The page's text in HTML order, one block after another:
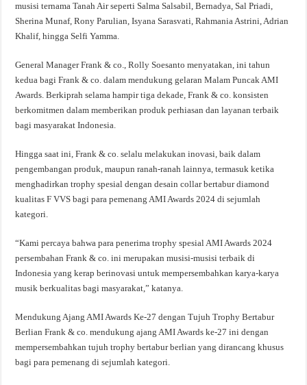
musisi ternama Tanah Air seperti Salma Salsabil, Bernadya, Sal Priadi,
Sherina Munaf, Rony Parulian, Isyana Sarasvati, Rahmania Astrini, Adrian
Khalif, hingga Selfi Yamma.
General Manager Frank & co., Rolly Soesanto menyatakan, ini tahun
kedua bagi Frank & co. dalam mendukung gelaran Malam Puncak AMI
Awards. Berkiprah selama hampir tiga dekade, Frank & co. konsisten
berkomitmen dalam memberikan produk perhiasan dan layanan terbaik
bagi masyarakat Indonesia.
Hingga saat ini, Frank & co. selalu melakukan inovasi, baik dalam
pengembangan produk, maupun ranah-ranah lainnya, termasuk ketika
menghadirkan trophy spesial dengan desain collar bertabur diamond
kualitas F VVS bagi para pemenang AMI Awards 2024 di sejumlah
kategori.
“Kami percaya bahwa para penerima trophy spesial AMI Awards 2024
persembahan Frank & co. ini merupakan musisi-musisi terbaik di
Indonesia yang kerap berinovasi untuk mempersembahkan karya-karya
musik berkualitas bagi masyarakat,” katanya.
Mendukung Ajang AMI Awards Ke-27 dengan Tujuh Trophy Bertabur
Berlian Frank & co. mendukung ajang AMI Awards ke-27 ini dengan
mempersembahkan tujuh trophy bertabur berlian yang dirancang khusus
bagi para pemenang di sejumlah kategori.